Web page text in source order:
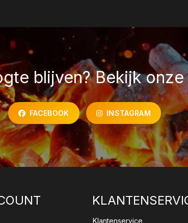
blijven? Bekijk
FACEBOOK INSTAGRAM
Klantenservice